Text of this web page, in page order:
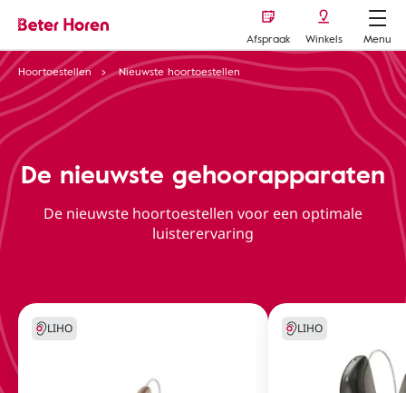
Afspraak Winkels
Menu
Hoortoestellen
Nieuwste hoortoestellen
De nieuwste gehoorapparaten
De nieuwste hoortoestellen voor een optimale
luisterervaring
LIHO LIHO